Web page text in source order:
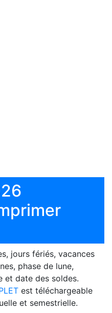
jours fériés, vacances
phase de lune,
et date des soldes.
est téléchargeable
et semestrielle.